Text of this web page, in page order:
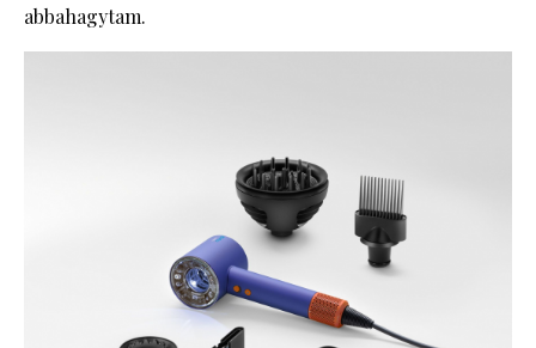
abbahagytam.